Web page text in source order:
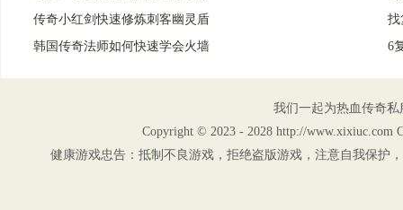
传奇小红剑快速修炼刺客幽灵盾
找
韩国传奇法师如何快速学会火墙
6
我们一起为热血传奇
Copyright © 2023 - 2028 http://www.xixiuc.com
健康游戏忠告：抵制不良游戏，拒绝盗版游戏，注意自我保护